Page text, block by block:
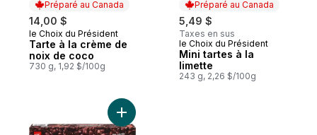
Préparé au Canada
14,00 $
Préparé au Canada
le Choix du Président
Tarte à la crème de
noix de coco
730 g, 1,92 $/100g
Préparé au Canada
5,49 $
Taxes en sus
Préparé au Canada
le Choix du Président
Mini tartes à la
limette
243 g, 2,26 $/100g
Ajouter Gâteaux au chocolat fondant Le